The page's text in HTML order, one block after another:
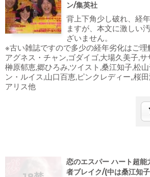
ン/集英社
背上下角少し破れ、経
ますが、本文に激しい
ざいません。
※古い雑誌ですので多少の経年劣化はご理
アグネス・チャン,ゴダイゴ,大場久美子,
榊原郁恵,郷ひろみ,ツイスト,桑江知子,松
ン・ルイス,山口百恵,ピンクレディー,,桜
アリス他
恋のエスパー ハート超能
者ブレイク/(中は桑江知子